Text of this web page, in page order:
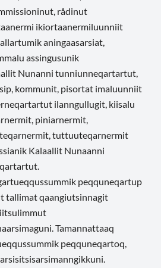
rådinut
ikiortaanermiluunniit
aningaasarsiat,
assingusunik
Nunanni tunniunneqartartut,
kommunit, pisortat imaluunniit
ilanngullugit, kiisalu
piniarnermit,
tuttuuteqarnermit
Kalaallit Nunaanni
peqquneqartup
tallimat qaangiutsinnagit
Tamannattaaq
peqquneqartoq,